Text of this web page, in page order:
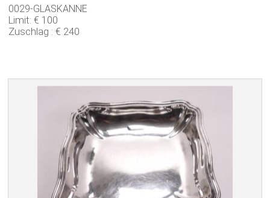
0029-GLASKANNE
Limit: € 100
Zuschlag : € 240